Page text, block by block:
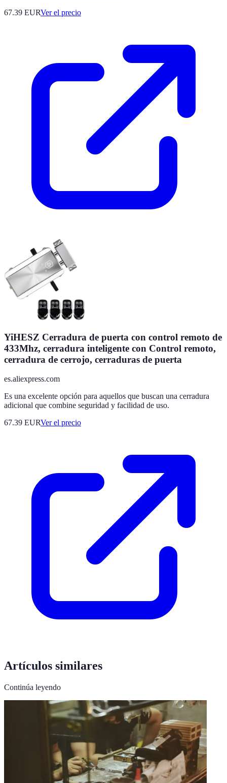
67.39 EURVer el precio
YiHESZ Cerradura de puerta con control remoto de
433Mhz, cerradura inteligente con Control remoto,
cerradura de cerrojo, cerraduras de puerta
es.aliexpress.com
Es una excelente opción para aquellos que buscan una cerradura
adicional que combine seguridad y facilidad de uso.
67.39 EURVer el precio
Artículos similares
Continúa leyendo